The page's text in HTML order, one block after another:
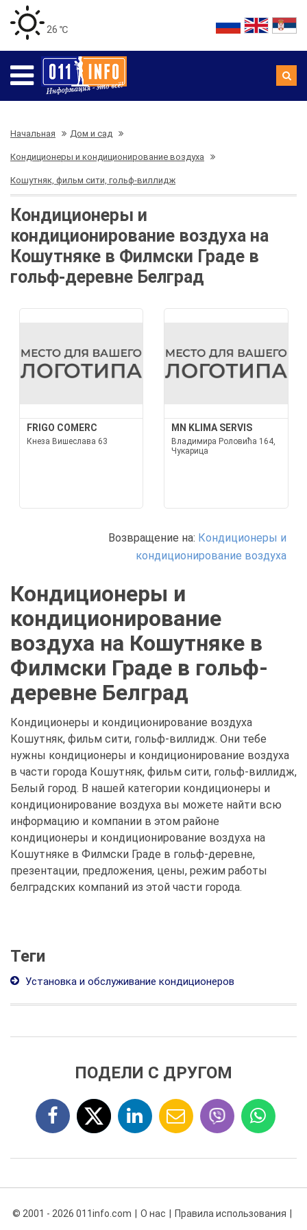
26 ℃
Начальная Дом и сад
Кондиционеры и кондиционирование воздуха
Кошутняк, фильм сити, гольф-виллидж
Кондиционеры и
кондиционирование воздуха на
Кошутняке в Филмски Граде в
гольф-деревне Белград
FRIGO COMERC
Кнеза Вишеслава 63
MN KLIMA SERVIS
Владимира Роловића 164,
Чукарица
Возвращение на: Кондиционеры и
кондиционирование воздуха
Кондиционеры и
кондиционирование
воздуха на Кошутняке в
Филмски Граде в гольф-
деревне Белград
Кондиционеры и кондиционирование воздуха
Кошутняк, фильм сити, гольф-виллидж. Они тебе
нужны кондиционеры и кондиционирование воздуха
в части города Кошутняк, фильм сити, гольф-виллидж,
Белый город. В нашей категории кондиционеры и
кондиционирование воздуха вы можете найти всю
информацию и компании в этом районе
кондиционеры и кондиционирование воздуха на
Кошутняке в Филмски Граде в гольф-деревне,
презентации, предложения, цены, режим работы
белградских компаний из этой части города.
Теги
Установка и обслуживание кондиционеров
ПОДЕЛИ С ДРУГОМ
© 2001 - 2026 011info.com О нас Правила использования